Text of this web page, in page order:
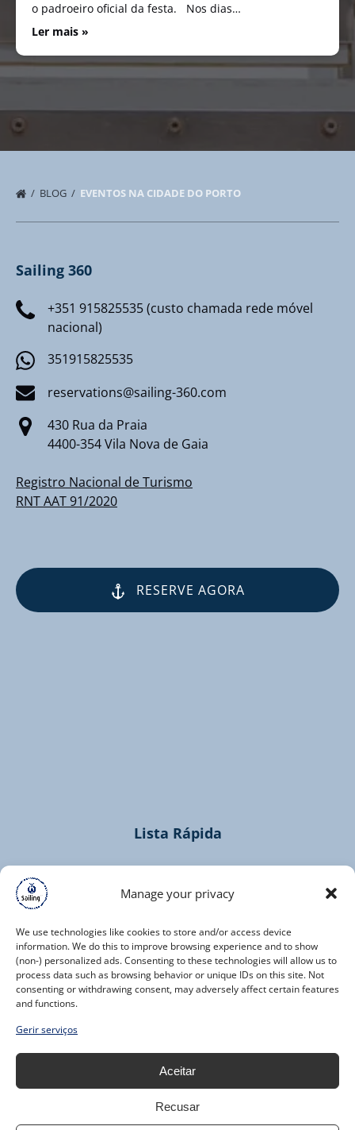
Manage your privacy
We use technologies like cookies to store and/or access device
information. We do this to improve browsing experience and to show
(non-) personalized ads. Consenting to these technologies will allow us to
process data such as browsing behavior or unique IDs on this site. Not
consenting or withdrawing consent, may adversely affect certain features
and functions.
Gerir serviços
Aceitar
Recusar
o padroeiro oficial da festa. Nos dias…
Ler mais »
BLOG EVENTOS NA CIDADE DO PORTO
Sailing 360
+351 915825535 (custo chamada rede móvel
nacional)
351915825535
reservations@sailing-360.com
430 Rua da Praia
4400-354 Vila Nova de Gaia
Registro Nacional de Turismo
RNT AAT 91/2020
RESERVE AGORA
Lista Rápida
Home
Cruzeiros
in
window)